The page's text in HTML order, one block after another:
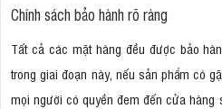
Chính sách bảo hành rõ ràng
Tất cả các mặt hàng đều được bảo
trong giai đoạn này, nếu sản phẩm có
mọi người có quyền đem đến cửa hàng